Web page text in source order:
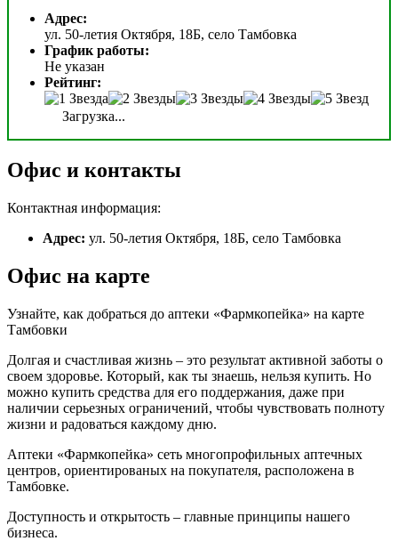
Адрес:
ул. 50-летия Октября, 18Б, село Тамбовка
График работы:
Не указан
Рейтинг:
Загрузка...
Офис и контакты
Контактная информация:
Адрес: ул. 50-летия Октября, 18Б, село Тамбовка
Офис на карте
Узнайте, как добраться до аптеки «Фармкопейка» на карте
Тамбовки
Долгая и счастливая жизнь – это результат активной заботы о
своем здоровье. Который, как ты знаешь, нельзя купить. Но
можно купить средства для его поддержания, даже при
наличии серьезных ограничений, чтобы чувствовать полноту
жизни и радоваться каждому дню.
Аптеки «Фармкопейка» сеть многопрофильных аптечных
центров, ориентированых на покупателя, расположена в
Тамбовке.
Доступность и открытость – главные принципы нашего
бизнеса.